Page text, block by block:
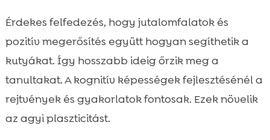
Érdekes felfedezés, hogy jutalomfalatok és
pozitív megerősítés együtt hogyan segíthetik a
kutyákat. Így hosszabb ideig őrzik meg a
tanultakat. A kognitív képességek fejlesztésénél a
rejtvények és gyakorlatok fontosak. Ezek növelik
az agyi plaszticitást.